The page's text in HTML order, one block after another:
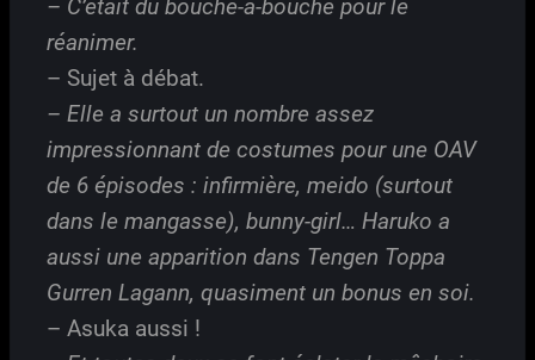
– C’était du bouche-à-bouche pour le
réanimer.
– Sujet à débat.
– Elle a surtout un nombre assez
impressionnant de costumes pour une OAV
de 6 épisodes : infirmière, meido (surtout
dans le mangasse), bunny-girl… Haruko a
aussi une apparition dans Tengen Toppa
Gurren Lagann, quasiment un bonus en soi.
– Asuka aussi !